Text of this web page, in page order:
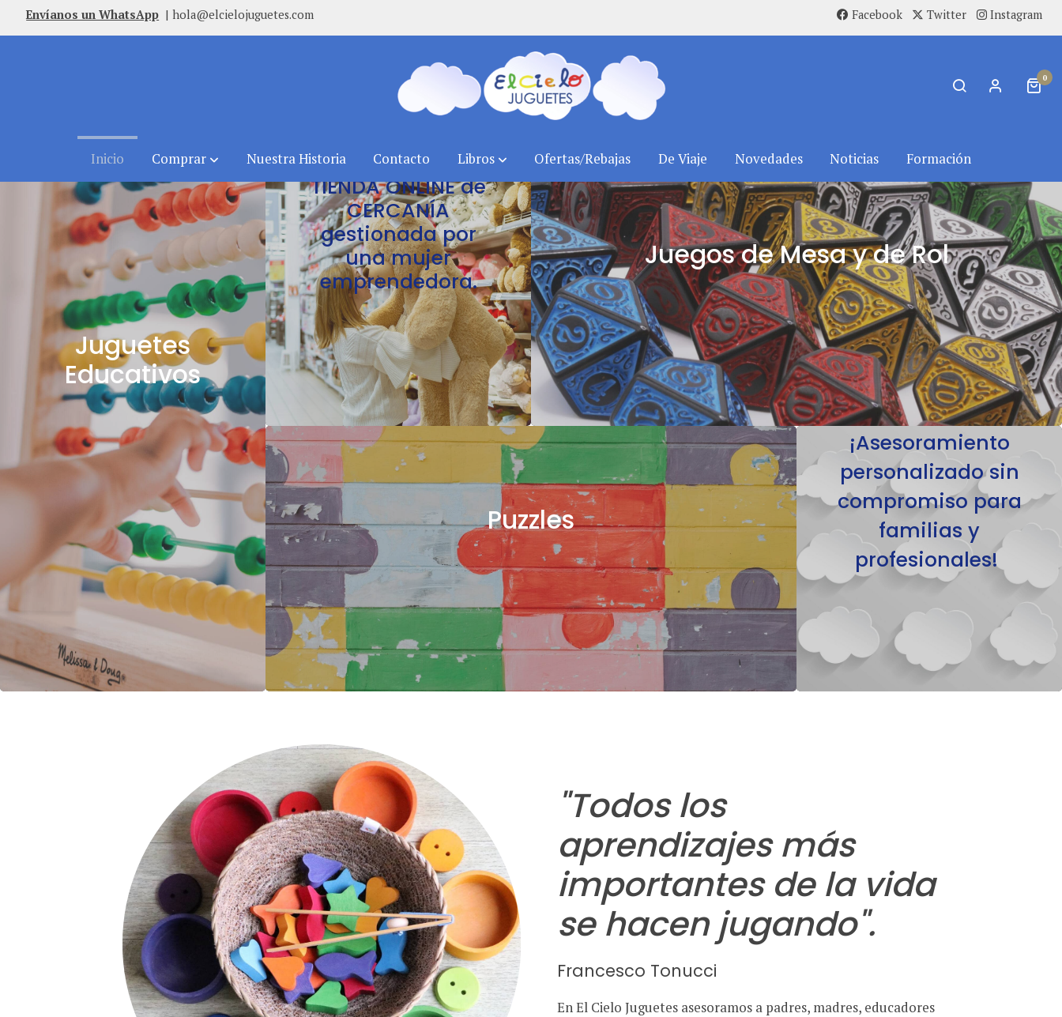
Envíanos un WhatsApp | hola@elcielojuguetes.com Facebook Twitter Instagram
0
Inicio Comprar Nuestra Historia Contacto Libros Ofertas/Rebajas De Viaje Novedades Noticias Formación
Juguetes
Educativos
TIENDA ONLINE de
CERCANÍA
gestionada por
una mujer
emprendedora.
Juegos de Mesa y de Rol
Puzzles
¡Asesoramiento
personalizado sin
compromiso para
familias y
profesionales!
"Todos los
aprendizajes más
importantes de la vida
se hacen jugando".
Francesco Tonucci
En El Cielo Juguetes asesoramos a padres, madres, educadores